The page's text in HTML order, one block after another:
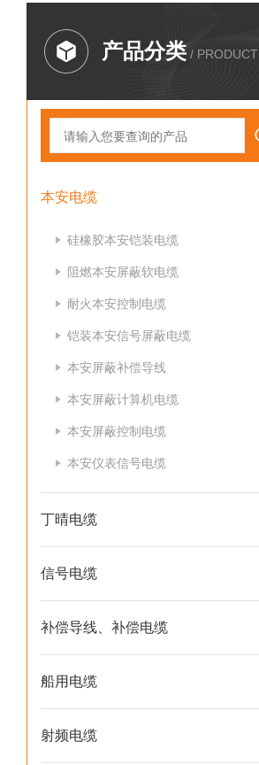
产品分类 / PRODUCT
本安电缆
硅橡胶本安铠装电缆
阻燃本安屏蔽软电缆
耐火本安控制电缆
铠装本安信号屏蔽电缆
本安屏蔽补偿导线
本安屏蔽计算机电缆
本安屏蔽控制电缆
本安仪表信号电缆
丁晴电缆
信号电缆
补偿导线、补偿电缆
船用电缆
射频电缆